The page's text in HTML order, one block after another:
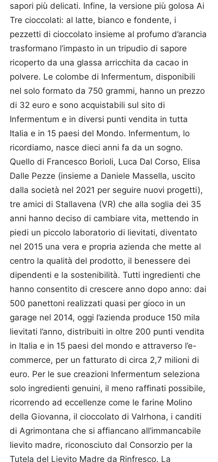
sapori più delicati. Infine, la versione più golosa Ai
Tre cioccolati: al latte, bianco e fondente, i
pezzetti di cioccolato insieme al profumo d’arancia
trasformano l’impasto in un tripudio di sapore
ricoperto da una glassa arricchita da cacao in
polvere. Le colombe di Infermentum, disponibili
nel solo formato da 750 grammi, hanno un prezzo
di 32 euro e sono acquistabili sul sito di
Infermentum e in diversi punti vendita in tutta
Italia e in 15 paesi del Mondo. Infermentum, lo
ricordiamo, nasce dieci anni fa da un sogno.
Quello di Francesco Borioli, Luca Dal Corso, Elisa
Dalle Pezze (insieme a Daniele Massella, uscito
dalla società nel 2021 per seguire nuovi progetti),
tre amici di Stallavena (VR) che alla soglia dei 35
anni hanno deciso di cambiare vita, mettendo in
piedi un piccolo laboratorio di lievitati, diventato
nel 2015 una vera e propria azienda che mette al
centro la qualità del prodotto, il benessere dei
dipendenti e la sostenibilità. Tutti ingredienti che
hanno consentito di crescere anno dopo anno: dai
500 panettoni realizzati quasi per gioco in un
garage nel 2014, oggi l’azienda produce 150 mila
lievitati l’anno, distribuiti in oltre 200 punti vendita
in Italia e in 15 paesi del mondo e attraverso l’e-
commerce, per un fatturato di circa 2,7 milioni di
euro. Per le sue creazioni Infermentum seleziona
solo ingredienti genuini, il meno raffinati possibile,
ricorrendo ad eccellenze come le farine Molino
della Giovanna, il cioccolato di Valrhona, i canditi
di Agrimontana che si affiancano all’immancabile
lievito madre, riconosciuto dal Consorzio per la
Tutela del Lievito Madre da Rinfresco. La